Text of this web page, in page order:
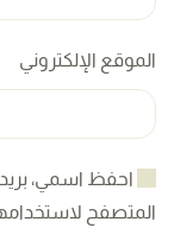
الموقع الإلكتروني
احفظ اسمي،
المتصفح